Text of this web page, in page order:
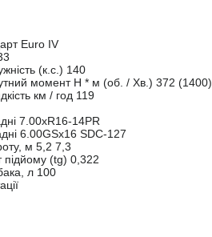
Euro IV
(к.с.) 140
момент Н * м (об. / Хв.) 372 (1400)
км / год 119
7.00xR16-14PR
6.00GSx16 SDC-127
м 5,2 7,3
підйому (tg) 0,322
л 100